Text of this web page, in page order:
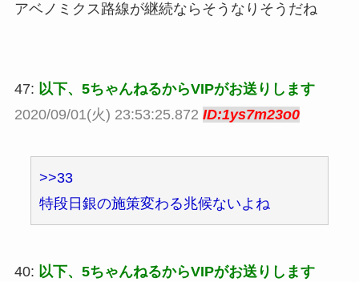
アベノミクス路線が継続ならそうなりそうだね
47: 以下、5ちゃんねるからVIPがお送りします
2020/09/01(火) 23:53:25.872 ID:1ys7m23o0
>>33
特段日銀の施策変わる兆候ないよね
40: 以下、5ちゃんねるからVIPがお送りします